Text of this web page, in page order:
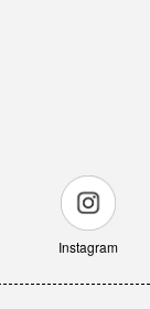
Instagram